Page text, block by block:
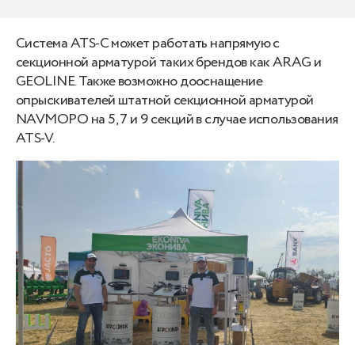
Система ATS-C может работать напрямую с
секционной арматурой таких брендов как ARAG и
GEOLINE. Также возможно дооснащение
опрыскивателей штатной секционной арматурой
NAVMOPO на 5, 7 и 9 секций в случае использования
ATS-V.